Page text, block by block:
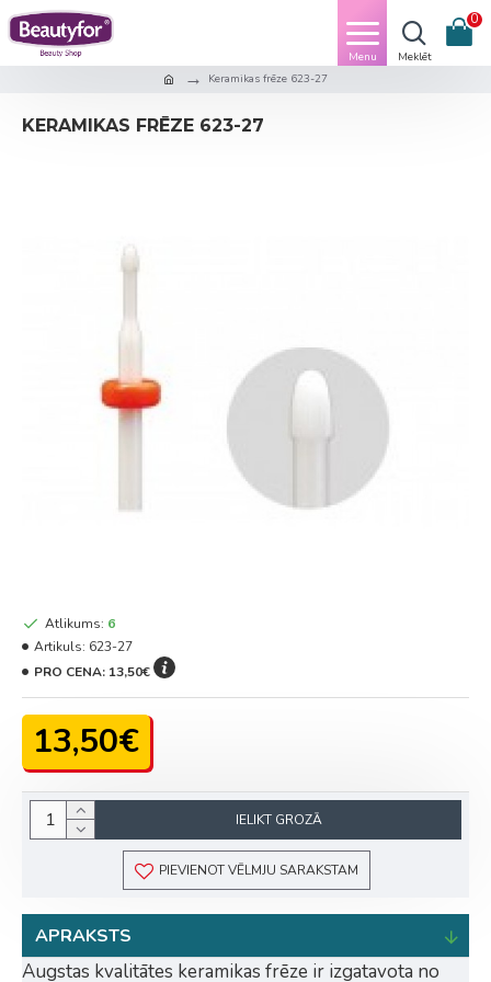
0
Keramikas frēze 623-27
KERAMIKAS FRĒZE 623-27
13,50€
Atlikums: 6
Artikuls: 623-27
PRO CENA: 13,50€
IELIKT GROZĀ
PIEVIENOT VĒLMJU SARAKSTAM
APRAKSTS
Augstas kvalitātes keramikas frēze ir izgatavota no